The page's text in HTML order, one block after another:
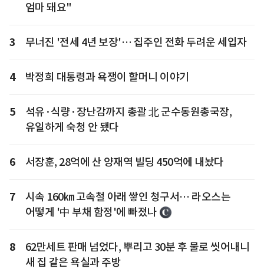
엄마 돼요"
3 무너진 '전세 4년 보장'… 집주인 전화 두려운 세입자
4 박정희 대통령과 욕쟁이 할머니 이야기
5
석유·식량·장난감까지 총괄 北 군수동원총국장,
유일하게 숙청 안 됐다
6 서장훈, 28억에 산 양재역 빌딩 450억에 내놨다
7
시속 160㎞ 고속철 아래 쌓인 청구서… 라오스는
어떻게 '中 부채 함정'에 빠졌나
8
62만세트 판매 넘었다, 뿌리고 30분 후 물로 씻어내니
새 집 같은 욕실과 주방